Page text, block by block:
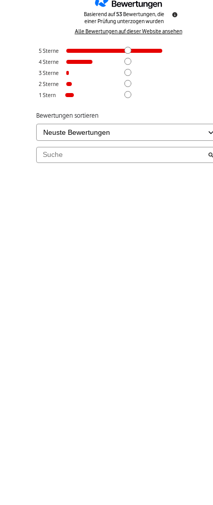
Basierend auf53 Bewertungen, die
einer Prüfung unterzogen wurden
Alle Bewertungen auf dieser Website ansehen
5Sterne
4Sterne
3Sterne
2Sterne
1 Stern
Bewertungen sortieren